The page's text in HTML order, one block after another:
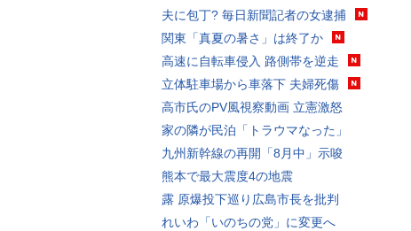
夫に包丁? 毎日新聞記者の女逮捕
関東「真夏の暑さ」は終了か
高速に自転車侵入 路側帯を逆走
立体駐車場から車落下 夫婦死傷
高市氏のPV風視察動画 立憲激怒
家の隣が民泊「トラウマなった」
九州新幹線の再開「8月中」示唆
熊本で最大震度4の地震
露 原爆投下巡り広島市長を批判
れいわ「いのちの党」に変更へ